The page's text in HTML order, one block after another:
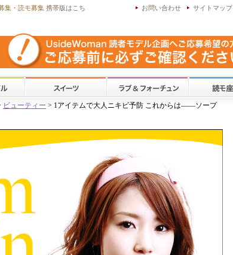
集・ 読モ募集 携帯版はこち
サイトマップ
お問い合わせ
ビューティー > 1アイテムで大人ニキビ予防 これからは——ソープ